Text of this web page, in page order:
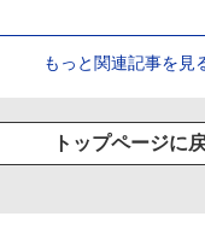
もっと関連記事を見
トップページに